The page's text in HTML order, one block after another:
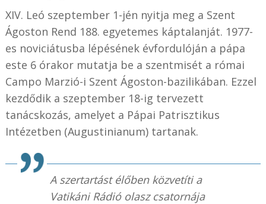
XIV. Leó szeptember 1-jén nyitja meg a Szent
Ágoston Rend 188. egyetemes káptalanját. 1977-
es noviciátusba lépésének évfordulóján a pápa
este 6 órakor mutatja be a szentmisét a római
Campo Marzió-i Szent Ágoston-bazilikában. Ezzel
kezdődik a szeptember 18-ig tervezett
tanácskozás, amelyet a Pápai Patrisztikus
Intézetben (Augustinianum) tartanak.
A szertartást élőben közvetíti a
Vatikáni Rádió olasz csatornája